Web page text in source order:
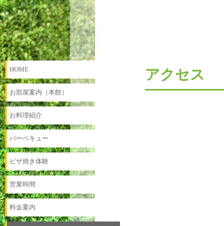
アクセス
HOME
お部屋案内（本館）
お料理紹介
バーベキュー
ピザ焼き体験
営業時間
料金案内